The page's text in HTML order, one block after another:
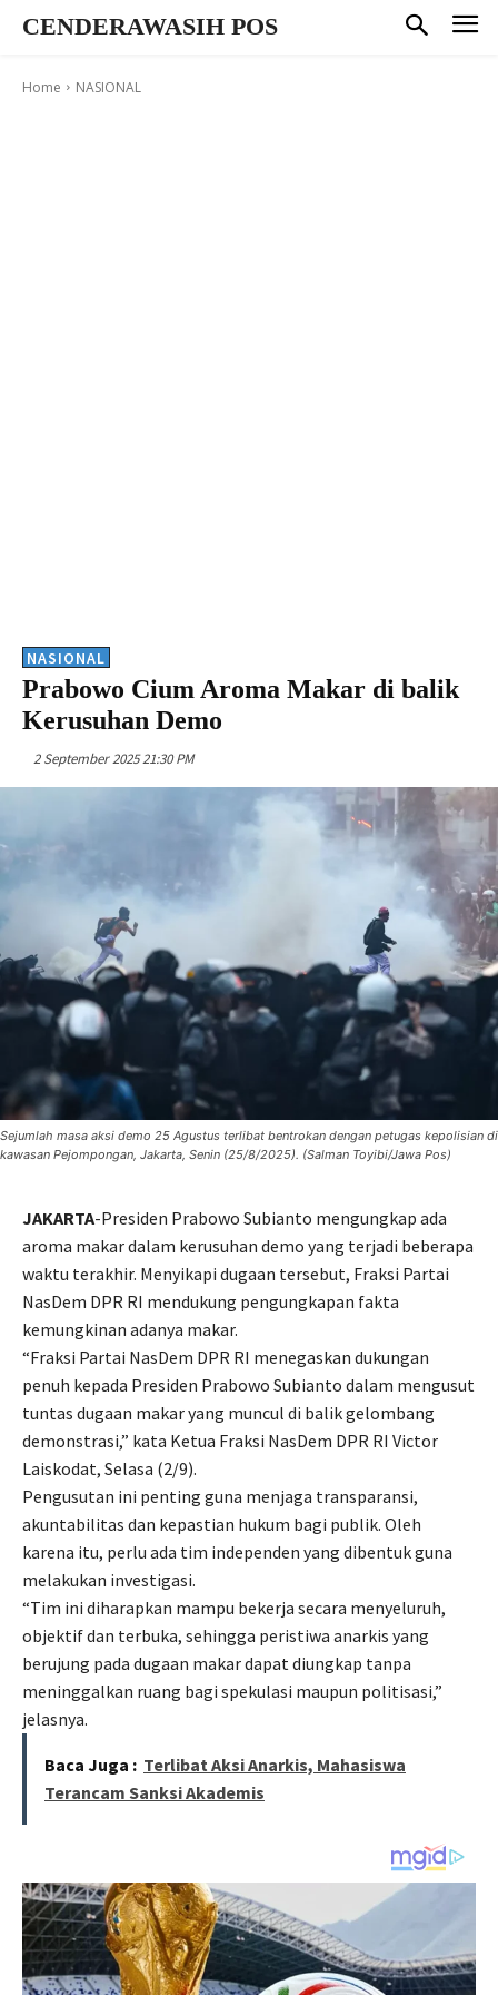
CENDERAWASIH POS
Home NASIONAL
NASIONAL
Prabowo Cium Aroma Makar di balik
Kerusuhan Demo
2 September 2025 21:30 PM
Sejumlah masa aksi demo 25 Agustus terlibat bentrokan dengan petugas kepolisian di
kawasan Pejompongan, Jakarta, Senin (25/8/2025). (Salman Toyibi/Jawa Pos)
JAKARTA-Presiden Prabowo Subianto mengungkap ada
aroma makar dalam kerusuhan demo yang terjadi beberapa
waktu terakhir. Menyikapi dugaan tersebut, Fraksi Partai
NasDem DPR RI mendukung pengungkapan fakta
kemungkinan adanya makar.
“Fraksi Partai NasDem DPR RI menegaskan dukungan
penuh kepada Presiden Prabowo Subianto dalam mengusut
tuntas dugaan makar yang muncul di balik gelombang
demonstrasi,” kata Ketua Fraksi NasDem DPR RI Victor
Laiskodat, Selasa (2/9).
Pengusutan ini penting guna menjaga transparansi,
akuntabilitas dan kepastian hukum bagi publik. Oleh
karena itu, perlu ada tim independen yang dibentuk guna
melakukan investigasi.
“Tim ini diharapkan mampu bekerja secara menyeluruh,
objektif dan terbuka, sehingga peristiwa anarkis yang
berujung pada dugaan makar dapat diungkap tanpa
meninggalkan ruang bagi spekulasi maupun politisasi,”
jelasnya.
Baca Juga : Terlibat Aksi Anarkis, Mahasiswa
Terancam Sanksi Akademis